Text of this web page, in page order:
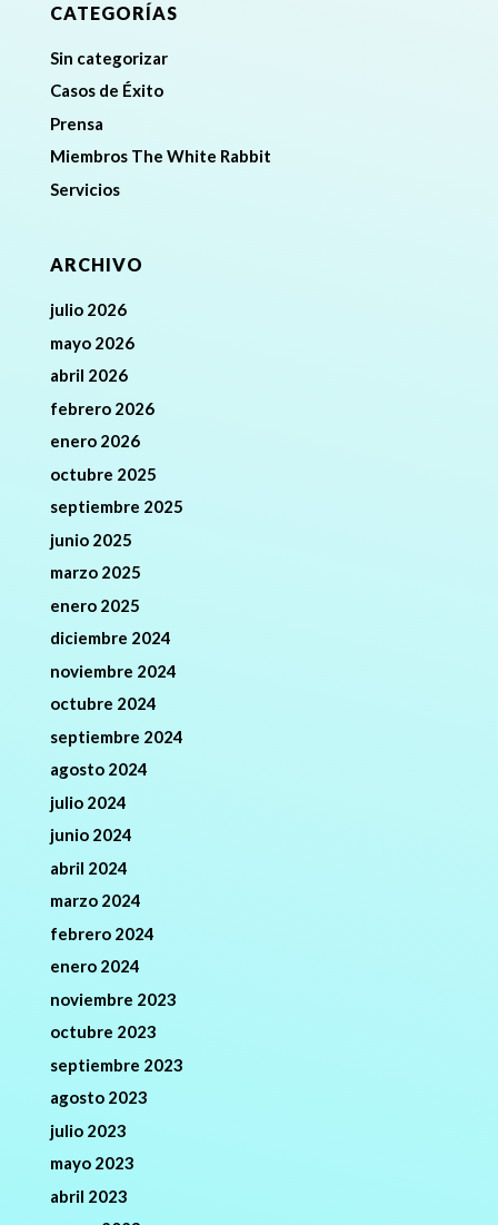
CATEGORÍAS
Sin categorizar
Casos de Éxito
Prensa
Miembros The White Rabbit
Servicios
ARCHIVO
julio 2026
mayo 2026
abril 2026
febrero 2026
enero 2026
octubre 2025
septiembre 2025
junio 2025
marzo 2025
enero 2025
diciembre 2024
noviembre 2024
octubre 2024
septiembre 2024
agosto 2024
julio 2024
junio 2024
abril 2024
marzo 2024
febrero 2024
enero 2024
noviembre 2023
octubre 2023
septiembre 2023
agosto 2023
julio 2023
mayo 2023
abril 2023